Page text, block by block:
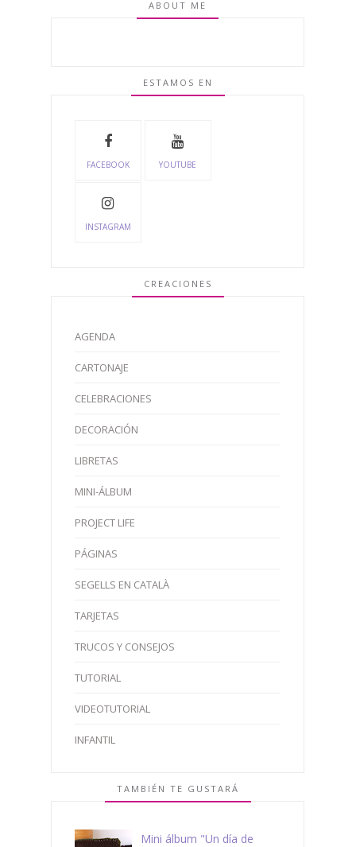
ABOUT ME
ESTAMOS EN
FACEBOOK YOUTUBE
INSTAGRAM
CREACIONES
AGENDA
CARTONAJE
CELEBRACIONES
DECORACIÓN
LIBRETAS
MINI-ÁLBUM
PROJECT LIFE
PÁGINAS
SEGELLS EN CATALÀ
TARJETAS
TRUCOS Y CONSEJOS
TUTORIAL
VIDEOTUTORIAL
INFANTIL
TAMBIÉN TE GUSTARÁ
Mini álbum "Un día de